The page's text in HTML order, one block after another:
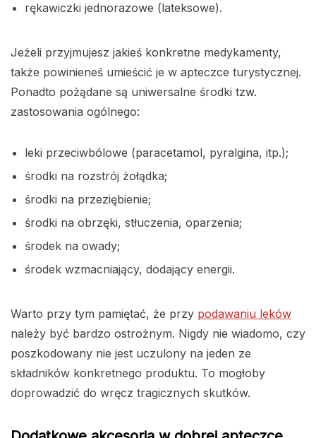
rękawiczki jednorazowe (lateksowe).
Jeżeli przyjmujesz jakieś konkretne medykamenty,
także powinieneś umieścić je w apteczce turystycznej.
Ponadto pożądane są uniwersalne środki tzw.
zastosowania ogólnego:
leki przeciwbólowe (paracetamol, pyralgina, itp.);
środki na rozstrój żołądka;
środki na przeziębienie;
środki na obrzęki, stłuczenia, oparzenia;
środek na owady;
środek wzmacniający, dodający energii.
Warto przy tym pamiętać, że przy podawaniu leków
należy być bardzo ostrożnym. Nigdy nie wiadomo, czy
poszkodowany nie jest uczulony na jeden ze
składników konkretnego produktu. To mogłoby
doprowadzić do wręcz tragicznych skutków.